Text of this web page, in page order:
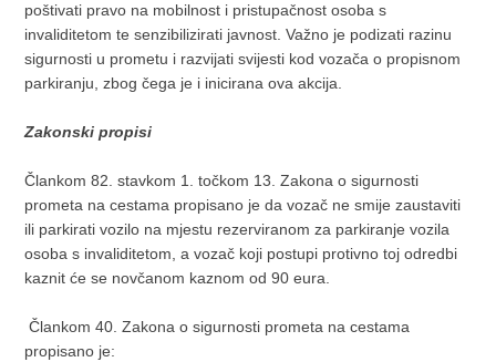
poštivati pravo na mobilnost i pristupačnost osoba s
invaliditetom te senzibilizirati javnost. Važno je podizati razinu
sigurnosti u prometu i razvijati svijesti kod vozača o propisnom
parkiranju, zbog čega je i inicirana ova akcija.
Zakonski propisi
Člankom 82. stavkom 1. točkom 13. Zakona o sigurnosti
prometa na cestama propisano je da vozač ne smije zaustaviti
ili parkirati vozilo na mjestu rezerviranom za parkiranje vozila
osoba s invaliditetom, a vozač koji postupi protivno toj odredbi
kaznit će se novčanom kaznom od 90 eura.
Člankom 40. Zakona o sigurnosti prometa na cestama
propisano je: